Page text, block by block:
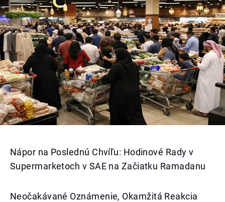
Nápor na Poslednú Chvíľu: Hodinové Rady v
Supermarketoch v SAE na Začiatku Ramadanu
Neočakávané Oznámenie, Okamžitá Reakcia